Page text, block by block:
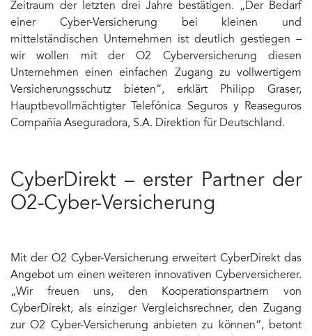
Zeitraum der letzten drei Jahre bestätigen. „Der Bedarf
einer Cyber-Versicherung bei kleinen und
mittelständischen Unternehmen ist deutlich gestiegen –
wir wollen mit der O2 Cyberversicherung diesen
Unternehmen einen einfachen Zugang zu vollwertigem
Versicherungsschutz bieten“, erklärt Philipp Graser,
Hauptbevollmächtigter Telefónica Seguros y Reaseguros
Compañía Aseguradora, S.A. Direktion für Deutschland.
CyberDirekt – erster Partner der
O2-Cyber-Versicherung
Mit der O2 Cyber-Versicherung erweitert CyberDirekt das
Angebot um einen weiteren innovativen Cyberversicherer.
„Wir freuen uns, den Kooperationspartnern von
CyberDirekt, als einziger Vergleichsrechner, den Zugang
zur O2 Cyber-Versicherung anbieten zu können“, betont